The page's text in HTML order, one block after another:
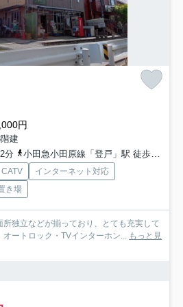
円
建
分
小田急小田原線「登戸」駅 徒歩12分
CATV
インターネット対応
き場
独立などが揃っており、とても充実して
ートロック・TVインターホン... もっと見